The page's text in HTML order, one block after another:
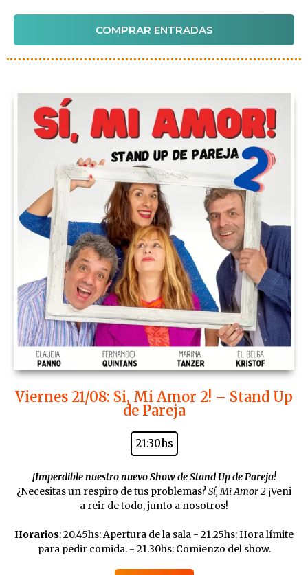
COMPRAR ENTRADAS
Viernes 21/08: Si, Mi Amor 2! – Stand Up
de Pareja
21:30hs
¡Imperdible nuestro nuevo Show de Stand Up de Pareja!
¿Necesitas un respiro de tus problemas?Sí, Mi Amor 2 ¡Veni
a reir de todo, junto a nosotros!
Horarios: 20.45hs: Apertura de la sala - 21.25hs: Hora límite
para pedir comida. - 21.30hs: Comienzo del show.